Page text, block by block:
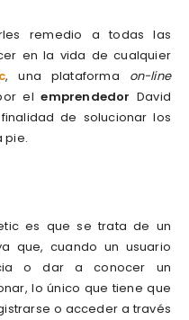
remedio a todas las
en la vida de cualquier
, una plataforma on-line
elemprendedor David
de solucionar los
pie.
es que se trata de un
que, cuando un usuario
o dar a conocer un
lo único que tiene que
o acceder a través